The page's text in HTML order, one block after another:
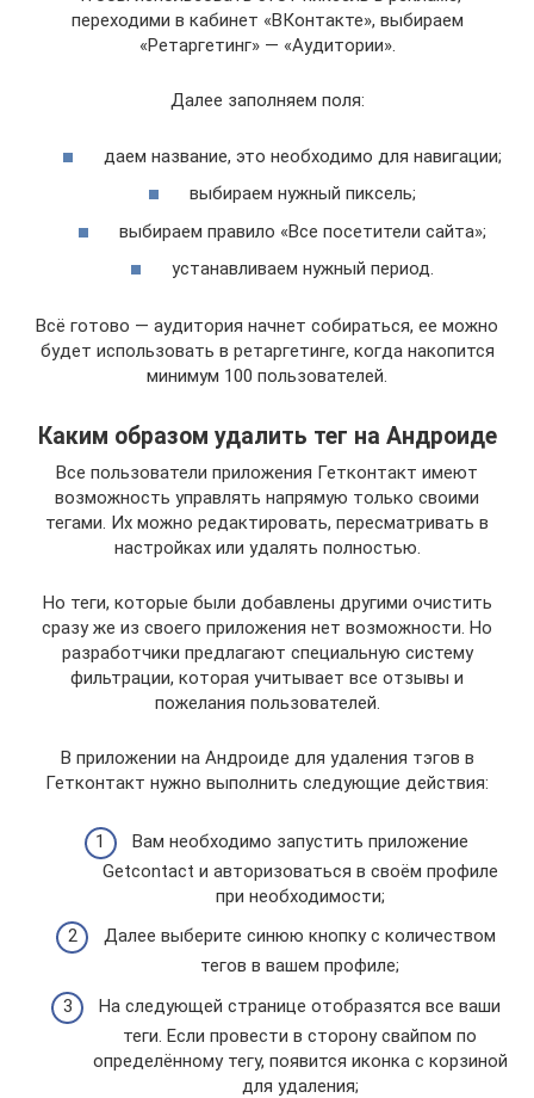
переходими в кабинет «ВКонтакте», выбираем
«Ретаргетинг» — «Аудитории».
Далее заполняем поля:
даем название, это необходимо для навигации;
выбираем нужный пиксель;
выбираем правило «Все посетители сайта»;
устанавливаем нужный период.
Всё готово — аудитория начнет собираться, ее можно
будет использовать в ретаргетинге, когда накопится
минимум 100 пользователей.
Каким образом удалить тег на Андроиде
Все пользователи приложения Гетконтакт имеют
возможность управлять напрямую только своими
тегами. Их можно редактировать, пересматривать в
настройках или удалять полностью.
Но теги, которые были добавлены другими очистить
сразу же из своего приложения нет возможности. Но
разработчики предлагают специальную систему
фильтрации, которая учитывает все отзывы и
пожелания пользователей.
В приложении на Андроиде для удаления тэгов в
Гетконтакт нужно выполнить следующие действия:
Вам необходимо запустить приложение
Getcontact и авторизоваться в своём профиле
при необходимости;
Далее выберите синюю кнопку с количеством
тегов в вашем профиле;
На следующей странице отобразятся все ваши
теги. Если провести в сторону свайпом по
определённому тегу, появится иконка с корзиной
для удаления;